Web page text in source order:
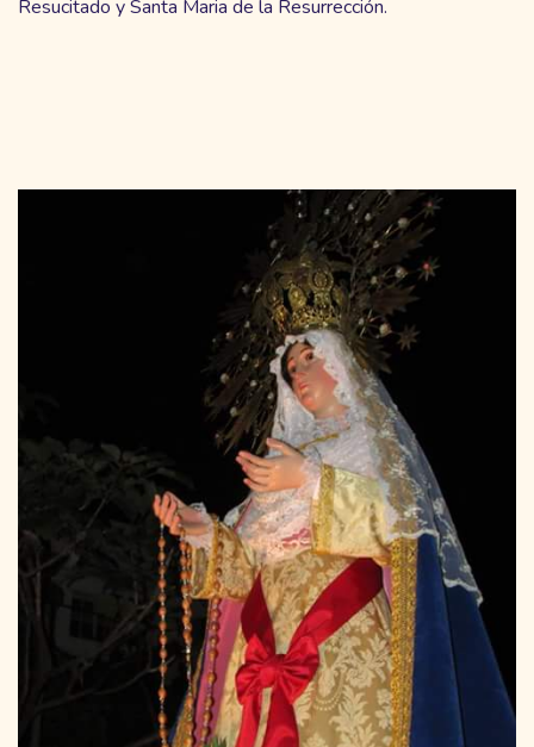
Resucitado y Santa Maria de la Resurrección.